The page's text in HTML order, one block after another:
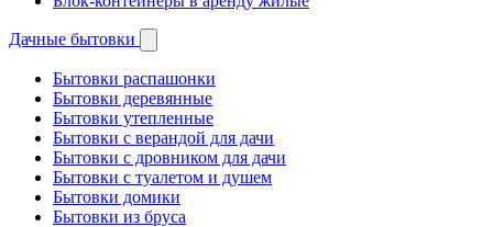
Дачные бытовки
Бытовки распашонки
Бытовки деревянные
Бытовки утепленные
Бытовки с верандой для дачи
Бытовки с дровником для дачи
Бытовки с туалетом и душем
Бытовки домики
Бытовки из бруса